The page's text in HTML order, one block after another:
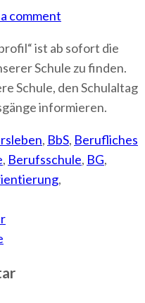
comment
ist ab sofort die
Schule zu finden.
Schule, den Schulaltag
informieren.
, BbS, Berufliches
, Berufsschule, BG,
,